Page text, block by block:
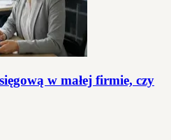
w małej firmie, czy